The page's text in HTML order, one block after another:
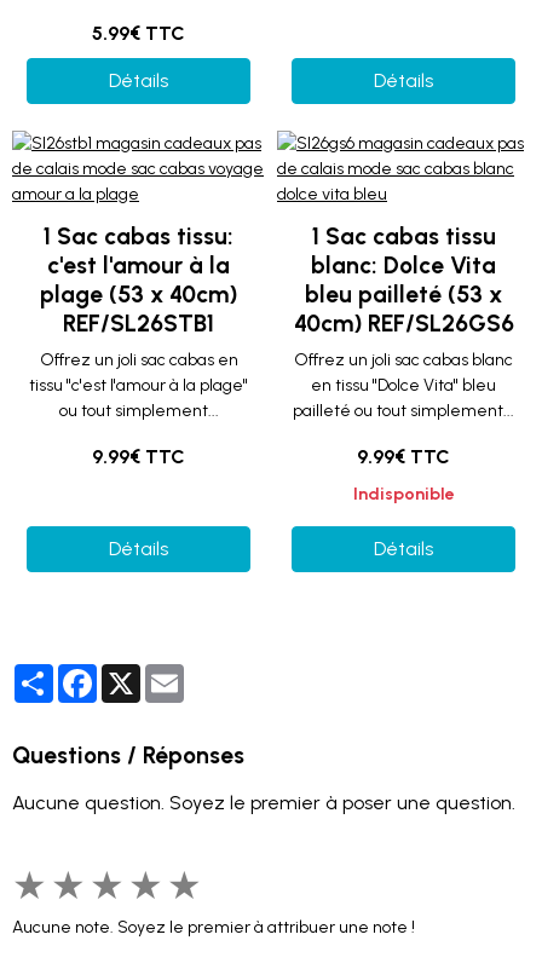
5.99€ TTC
Détails Détails
1 Sac cabas tissu:
c'est l'amour à la
plage (53 x 40cm)
REF/SL26STB1
Offrez un joli sac cabas en
tissu "c'est l'amour à la plage"
ou tout simplement...
9.99€ TTC
Détails
1 Sac cabas tissu
blanc: Dolce Vita
bleu pailleté (53 x
40cm) REF/SL26GS6
Offrez un joli sac cabas blanc
en tissu "Dolce Vita" bleu
pailleté ou tout simplement...
9.99€ TTC
Indisponible
Détails
PartagerFacebook
X
Questions / Réponses
Aucune question. Soyez le premier à poser une question.
★ ★ ★ ★ ★
Aucune note. Soyez le premier à attribuer une note !